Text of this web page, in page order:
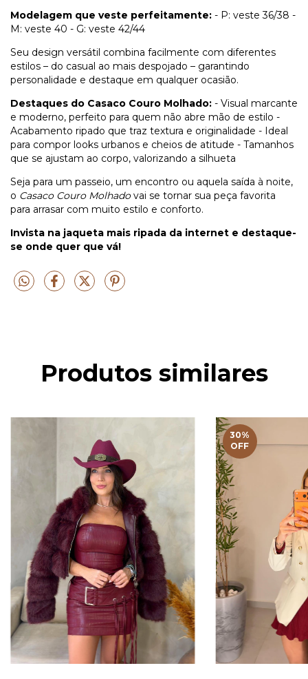
Modelagem que veste perfeitamente: - P: veste 36/38 -
M: veste 40 - G: veste 42/44
Seu design versátil combina facilmente com diferentes
estilos – do casual ao mais despojado – garantindo
personalidade e destaque em qualquer ocasião.
Destaques do Casaco Couro Molhado: - Visual marcante
e moderno, perfeito para quem não abre mão de estilo -
Acabamento ripado que traz textura e originalidade - Ideal
para compor looks urbanos e cheios de atitude - Tamanhos
que se ajustam ao corpo, valorizando a silhueta
Seja para um passeio, um encontro ou aquela saída à noite,
o Casaco Couro Molhadovai se tornar sua peça favorita
para arrasar com muito estilo e conforto.
Invista na jaqueta mais ripada da internet e destaque-
se onde quer que vá!
Produtos similares
30%
OFF